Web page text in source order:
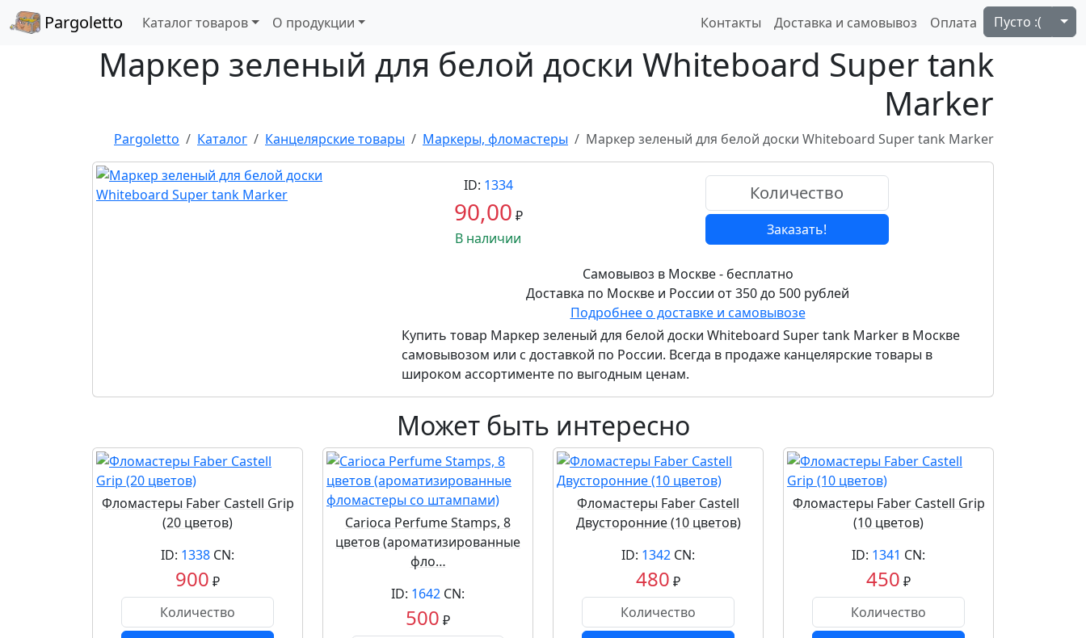
Pargoletto Каталог товаров О продукции Контакты Доставка и самовывоз Оплата Пусто :(
Маркер зеленый для белой доски Whiteboard Super tank
Marker
Pargoletto Каталог Канцелярские товары Маркеры, фломастеры Маркер зеленый для белой доски Whiteboard Super tank Marker
ID: 1334
90,00 ₽
В наличии
Заказать!
Самовывоз в Москве - бесплатно
Доставка по Москве и России от 350 до 500 рублей
Подробнее о доставке и самовывозе
Купить товар Маркер зеленый для белой доски Whiteboard Super tank Marker в Москве
самовывозом или с доставкой по России. Всегда в продаже канцелярские товары в
широком ассортименте по выгодным ценам.
Может быть интересно
Фломастеры Faber Castell Grip
(20 цветов)
ID: 1338 CN:
900 ₽
Carioca Perfume Stamps, 8
цветов (ароматизированные
фло…
ID: 1642 CN:
500 ₽
Фломастеры Faber Castell
Двусторонние (10 цветов)
ID: 1342 CN:
480 ₽
Фломастеры Faber Castell Grip
(10 цветов)
ID: 1341 CN:
450 ₽